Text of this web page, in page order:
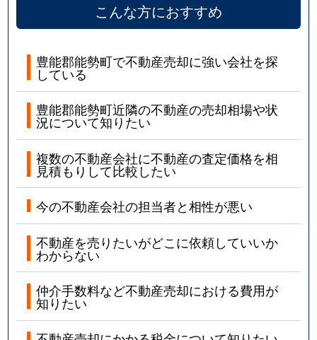
こんな方におすすめ
豊能郡能勢町で不動産売却に強い会社を探
している
豊能郡能勢町近隣の不動産の売却相場や状
況について知りたい
複数の不動産会社に不動産の査定価格を相
見積もりして比較したい
今の不動産会社の担当者と相性が悪い
不動産を売りたいがどこに依頼していいか
わからない
仲介手数料など不動産売却における費用が
知りたい